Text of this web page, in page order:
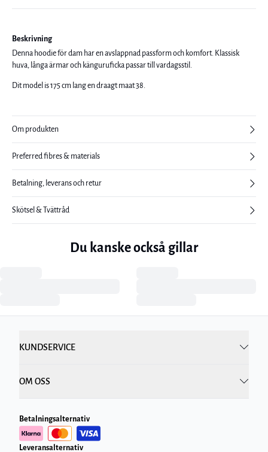
Beskrivning
Denna hoodie för dam har en avslappnad passform och komfort. Klassisk
huva, långa ärmar och känguruficka passar till vardagsstil.
Dit model is 175 cm lang en draagt maat 38.
Om produkten
Preferred fibres & materials
Betalning, leverans och retur
Skötsel & Tvättråd
Du kanske också gillar
KUNDSERVICE
OM OSS
Betalningsalternativ
Leveransalternativ